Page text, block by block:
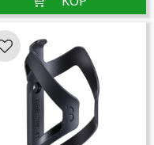
Lägg till i favoriter